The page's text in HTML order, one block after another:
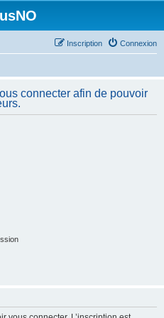
Connexion
Inscription
connecter afin de pouvoir